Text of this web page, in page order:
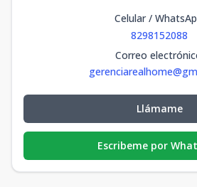
Celular /
8298152088
Correo
Llámame
Escribeme por